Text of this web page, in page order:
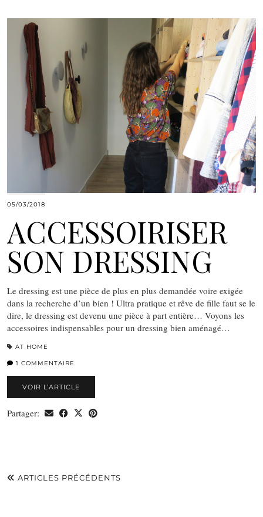
05/03/2018
ACCESSOIRISER
SON DRESSING
Le dressing est une pièce de plus en plus demandée voire exigée
dans la recherche d’un bien ! Ultra pratique et rêve de fille faut se le
dire, le dressing est devenu une pièce à part entière… Voyons les
accessoires indispensables pour un dressing bien aménagé…
AT HOME
1 COMMENTAIRE
VOIR L’ARTICLE
Partager:
ARTICLES PRÉCÉDENTS